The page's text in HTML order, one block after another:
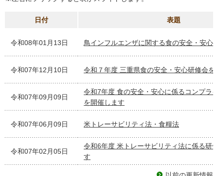
日付 表題
令和08年01月13日 鳥インフルエンザに関する食の安全・安心
令和07年12月10日 令和７年度 三重県食の安全・安心研修会を
令和07年09月09日
令和7年度 食の安全・安心に係るコンプラ
を開催します
令和07年06月09日 米トレーサビリティ法・食糧法
令和07年02月05日
令和6年度 米トレーサビリティ法に係る研
す